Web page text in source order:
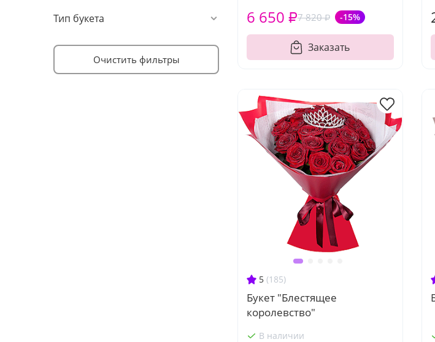
Тип букета
Очистить фильтры
7 820 ₽ -15%
6 650 ₽
Заказать
5 (185)
Букет "Блестящее
королевство"
В наличии